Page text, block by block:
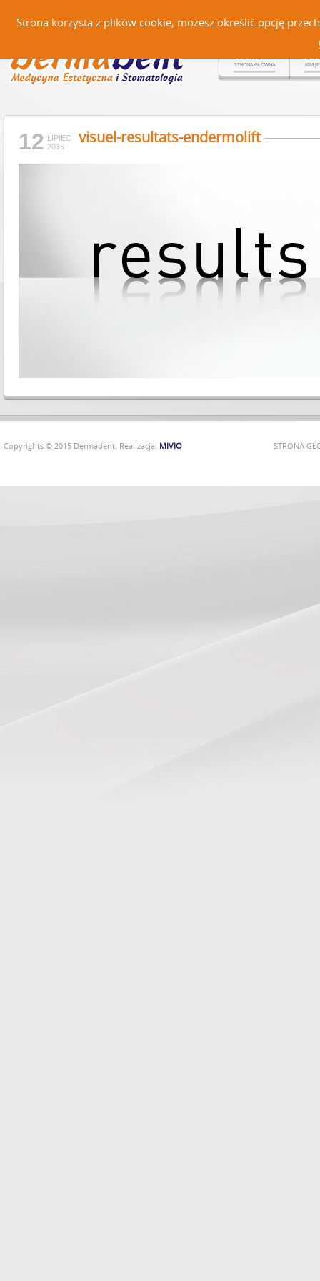
HOME
STRONA GŁÓWNA
O
KIM
12 LIPIEC
2015
visuel-resultats-endermolift
STRONA
Copyrights © 2015 Dermadent. Realizacja: MIVIO
Strona korzysta z plików cookie, możesz określić opcję